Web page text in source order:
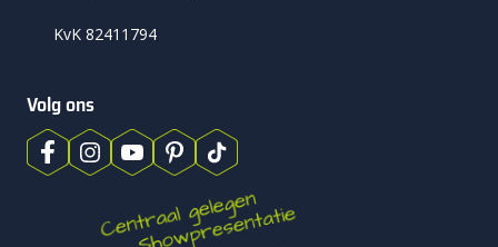
KvK 82411794
Volg ons